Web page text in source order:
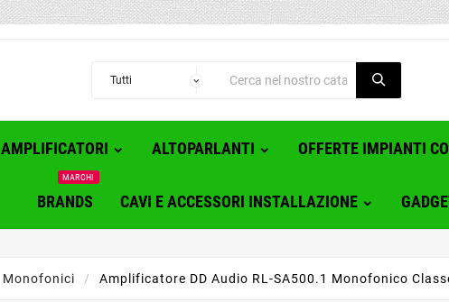
AMPLIFICATORI ALTOPARLANTI OFFERTE IMPIANTI
BRANDS
MARCHI
CAVI E ACCESSORI INSTALLAZIONE
Monofonici Amplificatore DD Audio RL-SA500.1 Monofonico